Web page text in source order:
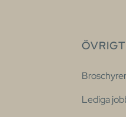
ÖVRIGT
Broschyrer
Lediga